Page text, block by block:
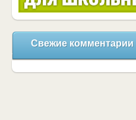
Свежие комментарии